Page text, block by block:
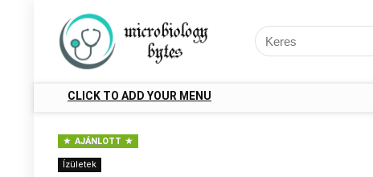
CLICK TO ADD YOUR MENU
AJÁNLOTT
Ízületek